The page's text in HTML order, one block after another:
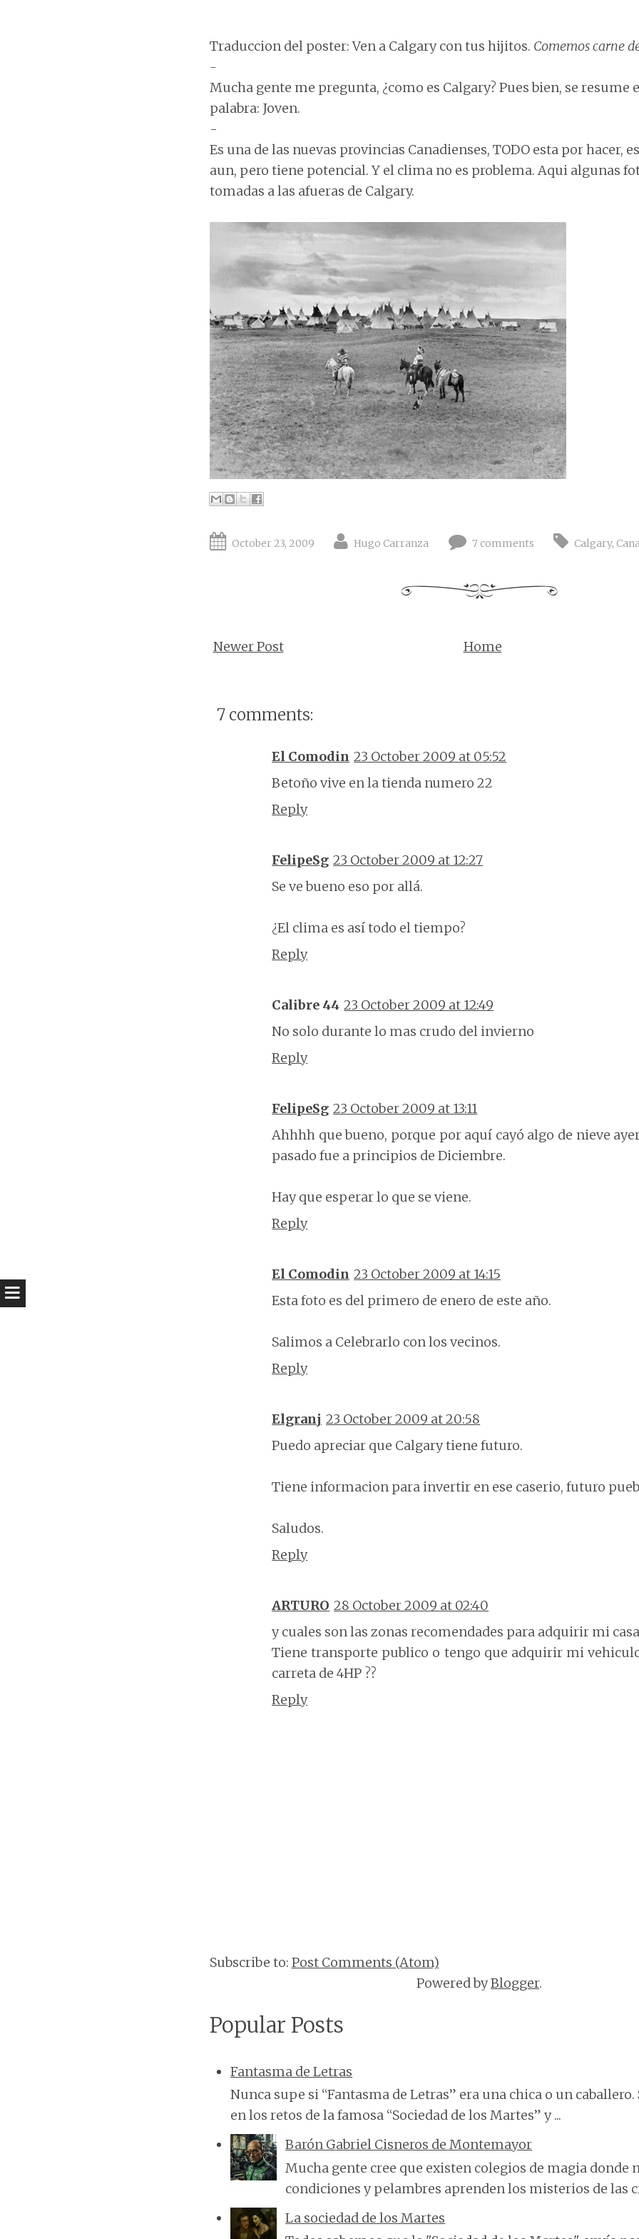
Traduccion del poster: Ven a Calgary con tus hijitos. Comemos carne
-
Mucha gente me pregunta, ¿como es Calgary? Pues bien, se resume
palabra: Joven.
-
Es una de las nuevas provincias Canadienses, TODO esta por hacer,
aun, pero tiene potencial. Y el clima no es problema. Aqui algunas
tomadas a las afueras de Calgary.
October 23, 2009 Hugo Carranza 7 comments Calgary,
Newer Post Home
7 comments:
El Comodin 23 October 2009 at 05:52
Betoño vive en la tienda numero 22
Reply
FelipeSg 23 October 2009 at 12:27
Se ve bueno eso por allá.
¿El clima es así todo el tiempo?
Reply
Calibre 44 23 October 2009 at 12:49
No solo durante lo mas crudo del invierno
Reply
FelipeSg 23 October 2009 at 13:11
Ahhhh que bueno, porque por aquí cayó algo de nieve
pasado fue a principios de Diciembre.
Hay que esperar lo que se viene.
Reply
El Comodin 23 October 2009 at 14:15
Esta foto es del primero de enero de este año.
Salimos a Celebrarlo con los vecinos.
Reply
Elgranj 23 October 2009 at 20:58
Puedo apreciar que Calgary tiene futuro.
Tiene informacion para invertir en ese caserio, futuro
Saludos.
Reply
ARTURO 28 October 2009 at 02:40
y cuales son las zonas recomendades para adquirir mi
Tiene transporte publico o tengo que adquirir mi
carreta de 4HP ??
Reply
Subscribe to: Post Comments (Atom)
Powered byBlogger.
Popular Posts
Fantasma de Letras
Nunca supe si “Fantasma de Letras” era una chica o un
en los retos de la famosa “Sociedad de los Martes” y ...
Barón Gabriel Cisneros de Montemayor
Mucha gente cree que existen colegios de magia donde
condiciones y pelambres aprenden los misterios de las
La sociedad de los Martes